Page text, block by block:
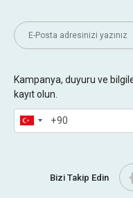
Kampanya, duyuru ve
kayıt olun.
Bizi Takip Edin